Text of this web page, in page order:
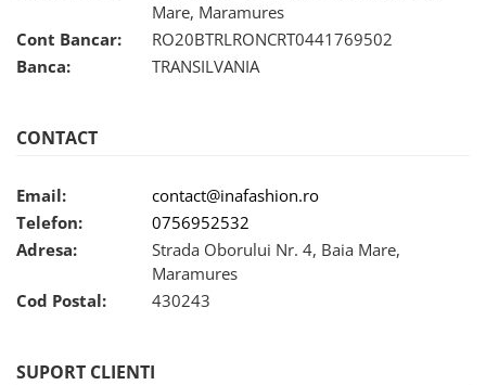
Mare, Maramures
Cont Bancar:
RO20BTRLRONCRT0441769502
Banca:
TRANSILVANIA
CONTACT
Email:
contact@inafashion.ro
Telefon:
0756952532
Adresa:
Strada Oborului Nr. 4, Baia Mare,
Maramures
Cod Postal:
430243
SUPORT CLIENTI